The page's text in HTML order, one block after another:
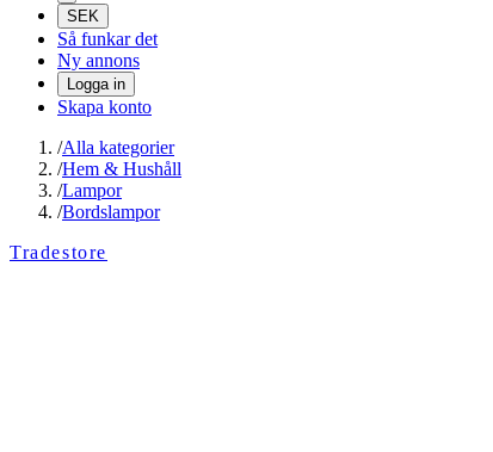
SEK
Så funkar det
Ny annons
Logga in
Skapa konto
/Alla kategorier
/Hem & Hushåll
/Lampor
/Bordslampor
Tradestore